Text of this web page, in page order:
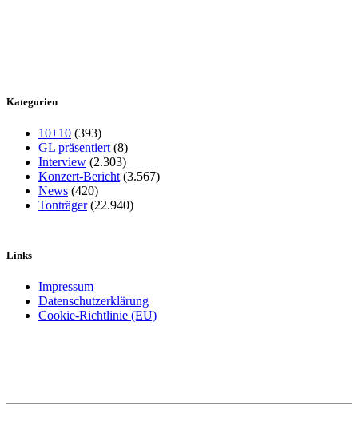
Kategorien
10+10 (393)
GL präsentiert (8)
Interview (2.303)
Konzert-Bericht (3.567)
News (420)
Tonträger(22.940)
Links
Impressum
Datenschutzerklärung
Cookie-Richtlinie (EU)